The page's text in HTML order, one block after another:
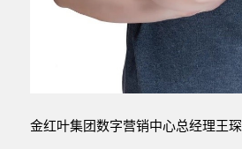
金红叶集团数字营销中心总经理王琛